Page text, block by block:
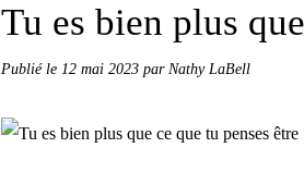
Tu es bien plus
Publié le 12 mai 2023 par Nathy LaBell